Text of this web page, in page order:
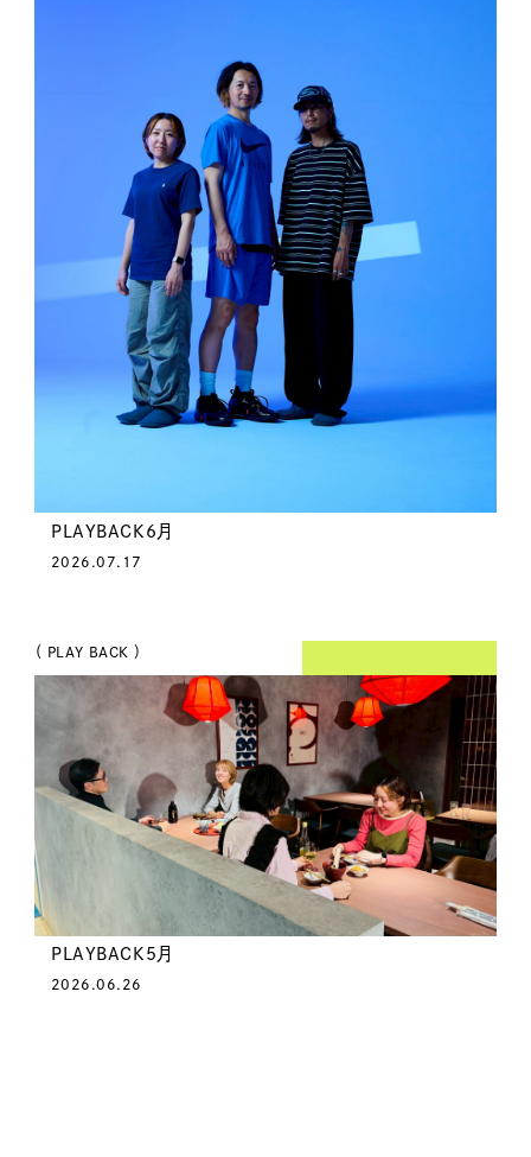
PLAYBACK6月
2026.07.17
（ PLAY BACK ）
PLAYBACK5月
2026.06.26